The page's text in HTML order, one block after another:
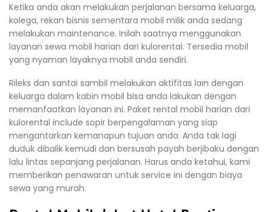
Ketika anda akan melakukan perjalanan bersama keluarga,
kolega, rekan bisnis sementara mobil milik anda sedang
melakukan maintenance. Inilah saatnya menggunakan
layanan sewa mobil harian dari kulorental. Tersedia mobil
yang nyaman layaknya mobil anda sendiri.
Rileks dan santai sambil melakukan aktifitas lain dengan
keluarga dalam kabin mobil bisa anda lakukan dengan
memanfaatkan layanan ini. Paket rental mobil harian dari
kulorental include sopir berpengalaman yang siap
mengantarkan kemanapun tujuan anda. Anda tak lagi
duduk dibalik kemudi dan bersusah payah berjibaku dengan
lalu lintas sepanjang perjalanan. Harus anda ketahui, kami
memberikan penawaran untuk service ini dengan biaya
sewa yang murah.